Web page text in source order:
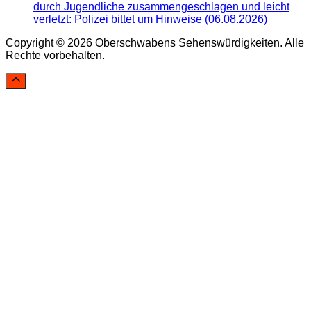
durch Jugendliche zusammengeschlagen und leicht
verletzt: Polizei bittet um Hinweise (06.08.2026)
Copyright © 2026 Oberschwabens Sehenswürdigkeiten. Alle
Rechte vorbehalten.